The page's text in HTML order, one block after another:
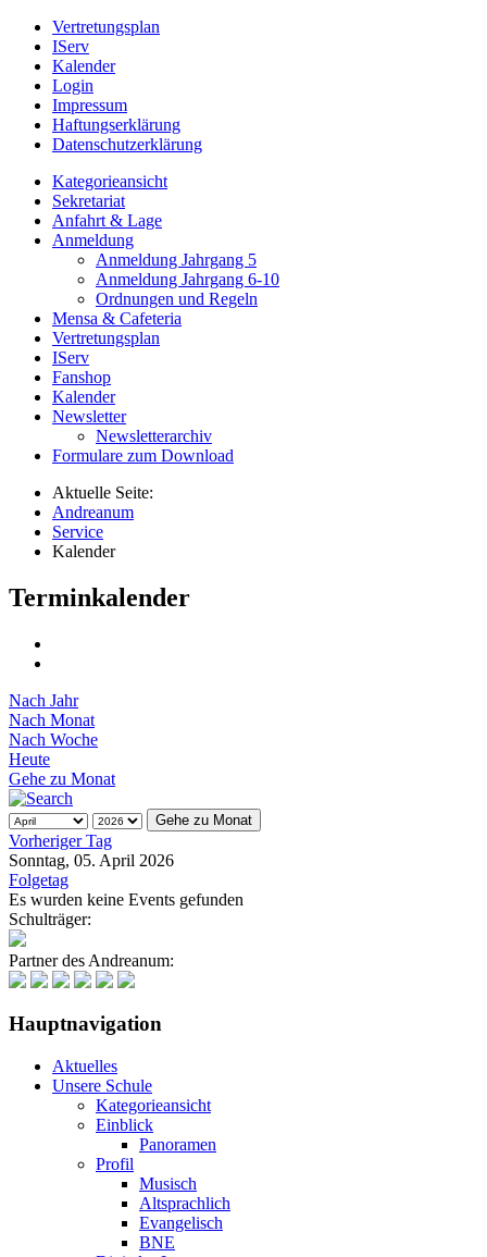
Vertretungsplan
IServ
Kalender
Login
Impressum
Haftungserklärung
Datenschutzerklärung
Kategorieansicht
Sekretariat
Anfahrt & Lage
Anmeldung
Anmeldung Jahrgang 5
Anmeldung Jahrgang 6-10
Ordnungen und Regeln
Mensa & Cafeteria
Vertretungsplan
IServ
Fanshop
Kalender
Newsletter
Newsletterarchiv
Formulare zum Download
Aktuelle Seite:
Andreanum
Service
Kalender
Terminkalender
Nach Jahr
Nach Monat
Nach Woche
Heute
Gehe zu Monat
Gehe zu Monat
Vorheriger Tag
Sonntag, 05. April 2026
Folgetag
Es wurden keine Events gefunden
Schulträger:
Partner des Andreanum:
Hauptnavigation
Aktuelles
Unsere Schule
Kategorieansicht
Einblick
Panoramen
Profil
Musisch
Altsprachlich
Evangelisch
BNE